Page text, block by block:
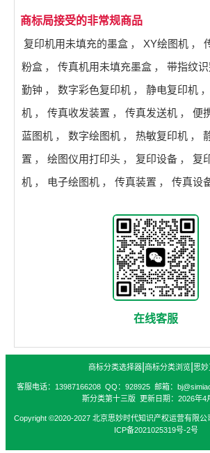
商标局接受的非常规商品
复印机用未填充的墨盒 ， XY绘图机 ，
粉盒 ， 传真机用未填充墨盒 ，
带指纹
勤钟 ， 数字彩色复印机 ， 静电复印机 ，
机 ， 传真收发装置 ， 传真发送机 ， 便
蓝图机 ， 数字绘图机 ， 热敏复印机 ，
置 ， 绘图仪用打印头 ， 复印设备 ， 复
机 ， 电子绘图机 ， 传真装置 ， 传真设
在线客服
商标分类选择器| 商标分类浏览| 思
客服电话：13987166208 QQ：928925 邮箱：
斯分类第十三版 更新日期：2026年4
Copyright ©2020-2027 北京思妙时代知识产权运营有限
ICP备2021025319号-2号